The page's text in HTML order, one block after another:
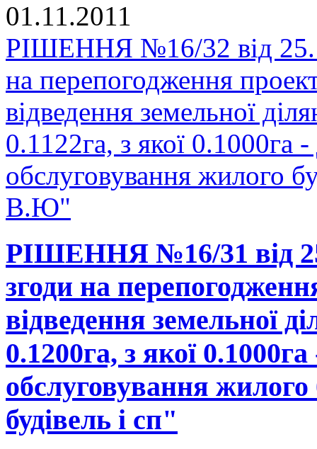
01.11.2011
РІШЕННЯ №16/32 від
на перепогодження
відведення земельної
0.1122га, з якої 0.1000га -
обслуговування жилого
В.Ю"
РІШЕННЯ №16/31 від
згоди на
відведення земельної
0.1200га, з якої
обслуговування жилого
будівель і сп"